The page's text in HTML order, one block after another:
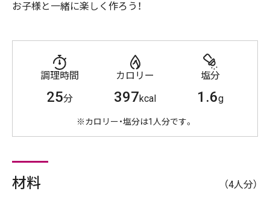
お子様と一緒に楽しく作ろう！
調理時間
25分
カロリー
397kcal
塩分
1.6g
※カロリー・塩分は1人分です。
材料 （4人分）